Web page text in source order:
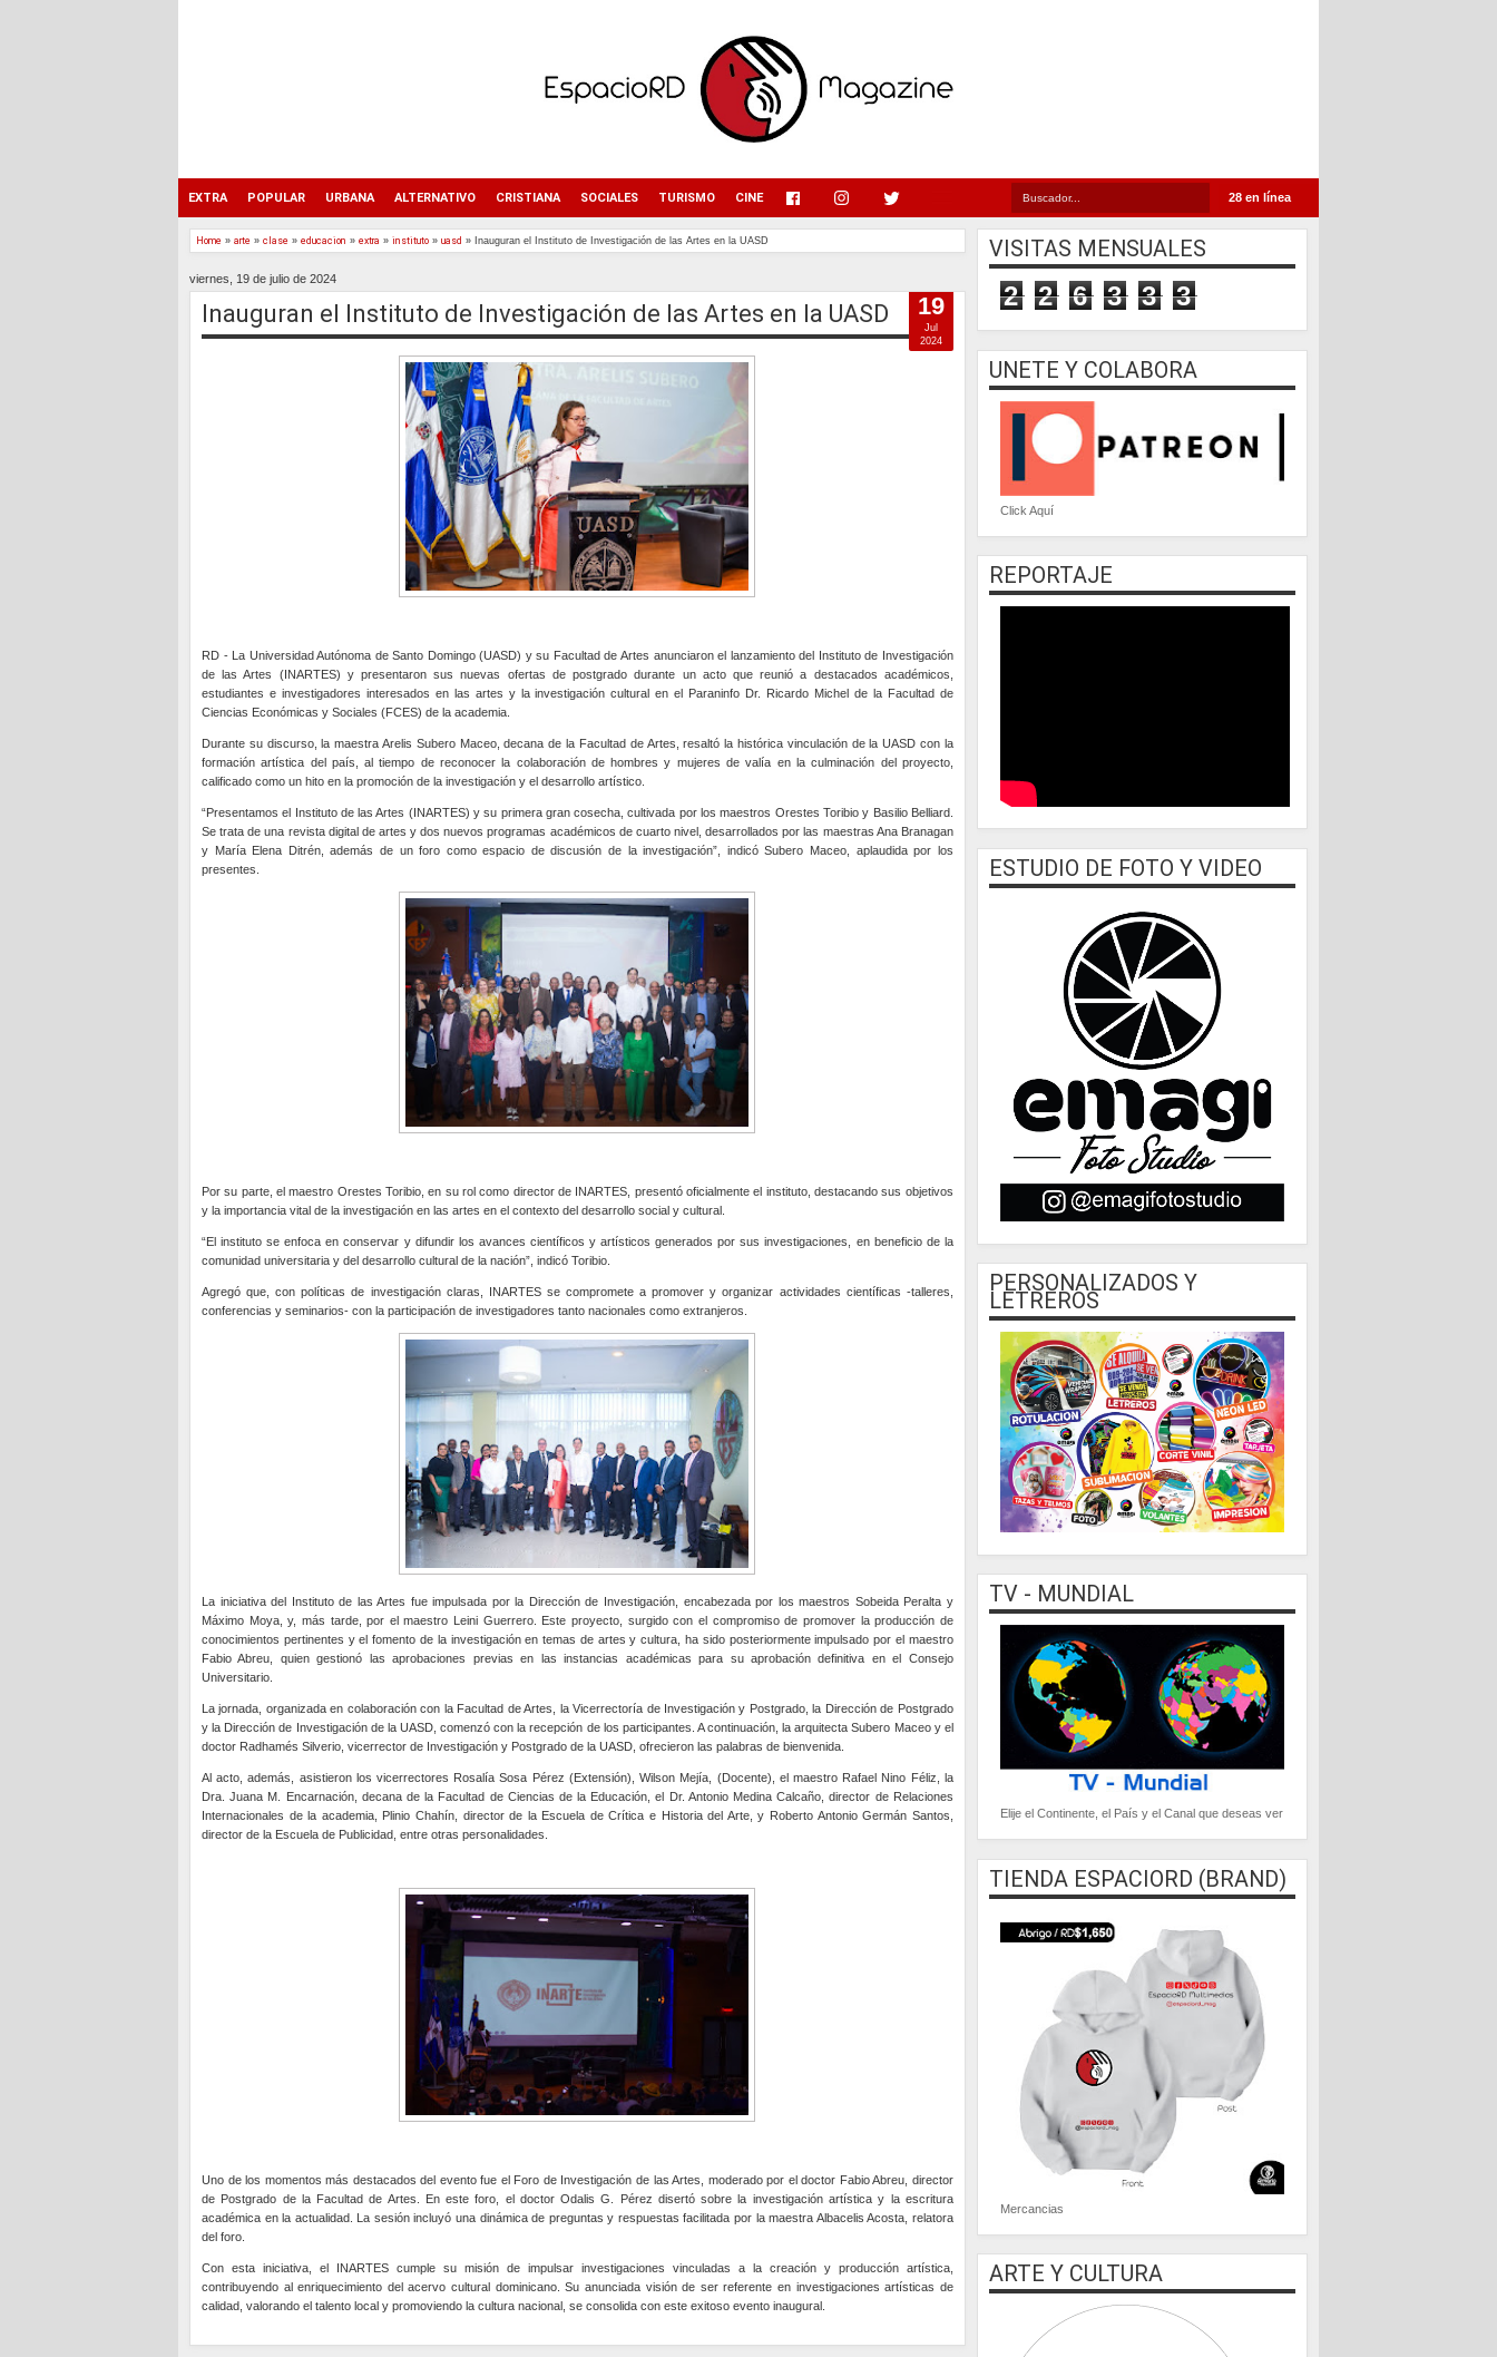
28 en línea
EXTRA POPULAR URBANA ALTERNATIVO CRISTIANA SOCIALES TURISMO CINE
Home » arte » clase » educacion » extra » instituto » uasd » Inauguran el Instituto de Investigación de las Artes en la UASD
viernes, 19 de julio de 2024
Inauguran el Instituto de Investigación de las Artes en la UASD
RD - La Universidad Autónoma de Santo Domingo (UASD) y su Facultad de Artes anunciaron el lanzamiento del Instituto de Investigación
de las Artes (INARTES) y presentaron sus nuevas ofertas de postgrado durante un acto que reunió a destacados académicos,
estudiantes e investigadores interesados en las artes y la investigación cultural en el Paraninfo Dr. Ricardo Michel de la Facultad de
Ciencias Económicas y Sociales (FCES) de la academia.
Durante su discurso, la maestra Arelis Subero Maceo, decana de la Facultad de Artes, resaltó la histórica vinculación de la UASD con la
formación artística del país, al tiempo de reconocer la colaboración de hombres y mujeres de valía en la culminación del proyecto,
calificado como un hito en la promoción de la investigación y el desarrollo artístico.
“Presentamos el Instituto de las Artes (INARTES) y su primera gran cosecha, cultivada por los maestros Orestes Toribio y Basilio Belliard.
Se trata de una revista digital de artes y dos nuevos programas académicos de cuarto nivel, desarrollados por las maestras Ana Branagan
y María Elena Ditrén, además de un foro como espacio de discusión de la investigación”, indicó Subero Maceo, aplaudida por los
presentes.
Por su parte, el maestro Orestes Toribio, en su rol como director de INARTES, presentó oficialmente el instituto, destacando sus objetivos
y la importancia vital de la investigación en las artes en el contexto del desarrollo social y cultural.
“El instituto se enfoca en conservar y difundir los avances científicos y artísticos generados por sus investigaciones, en beneficio de la
comunidad universitaria y del desarrollo cultural de la nación”, indicó Toribio.
Agregó que, con políticas de investigación claras, INARTES se compromete a promover y organizar actividades científicas -talleres,
conferencias y seminarios- con la participación de investigadores tanto nacionales como extranjeros.
La iniciativa del Instituto de las Artes fue impulsada por la Dirección de Investigación, encabezada por los maestros Sobeida Peralta y
Máximo Moya, y, más tarde, por el maestro Leini Guerrero. Este proyecto, surgido con el compromiso de promover la producción de
conocimientos pertinentes y el fomento de la investigación en temas de artes y cultura, ha sido posteriormente impulsado por el maestro
Fabio Abreu, quien gestionó las aprobaciones previas en las instancias académicas para su aprobación definitiva en el Consejo
Universitario.
La jornada, organizada en colaboración con la Facultad de Artes, la Vicerrectoría de Investigación y Postgrado, la Dirección de Postgrado
y la Dirección de Investigación de la UASD, comenzó con la recepción de los participantes. A continuación, la arquitecta Subero Maceo y el
doctor Radhamés Silverio, vicerrector de Investigación y Postgrado de la UASD, ofrecieron las palabras de bienvenida.
Al acto, además, asistieron los vicerrectores Rosalía Sosa Pérez (Extensión), Wilson Mejía, (Docente), el maestro Rafael Nino Féliz, la
Dra. Juana M. Encarnación, decana de la Facultad de Ciencias de la Educación, el Dr. Antonio Medina Calcaño, director de Relaciones
Internacionales de la academia, Plinio Chahín, director de la Escuela de Crítica e Historia del Arte, y Roberto Antonio Germán Santos,
director de la Escuela de Publicidad, entre otras personalidades.
Uno de los momentos más destacados del evento fue el Foro de Investigación de las Artes, moderado por el doctor Fabio Abreu, director
de Postgrado de la Facultad de Artes. En este foro, el doctor Odalis G. Pérez disertó sobre la investigación artística y la escritura
académica en la actualidad. La sesión incluyó una dinámica de preguntas y respuestas facilitada por la maestra Albacelis Acosta, relatora
del foro.
Con esta iniciativa, el INARTES cumple su misión de impulsar investigaciones vinculadas a la creación y producción artística,
contribuyendo al enriquecimiento del acervo cultural dominicano. Su anunciada visión de ser referente en investigaciones artísticas de
calidad, valorando el talento local y promoviendo la cultura nacional, se consolida con este exitoso evento inaugural.
19
Jul
2024
VISITAS MENSUALES
2 2 6 3 3 3
UNETE Y COLABORA
Click Aquí
REPORTAJE
ESTUDIO DE FOTO Y VIDEO
PERSONALIZADOS Y
LETREROS
TV - MUNDIAL
Elije el Continente, el País y el Canal que deseas ver
TIENDA ESPACIORD (BRAND)
Mercancias
ARTE Y CULTURA